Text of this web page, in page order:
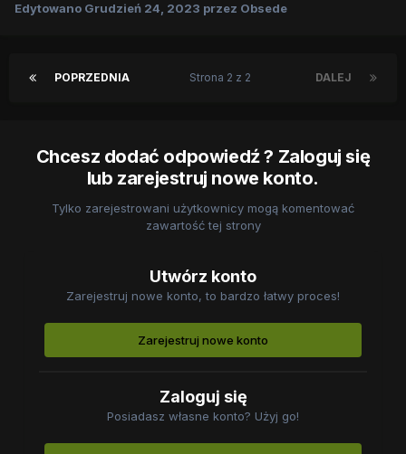
Edytowano Grudzień 24, 2023 przez Obsede
POPRZEDNIA DALEJ
Strona 2 z 2
Chcesz dodać odpowiedź ? Zaloguj się
lub zarejestruj nowe konto.
Tylko zarejestrowani użytkownicy mogą komentować
zawartość tej strony
Utwórz konto
Zarejestruj nowe konto, to bardzo łatwy proces!
Zarejestruj nowe konto
Zaloguj się
Posiadasz własne konto? Użyj go!